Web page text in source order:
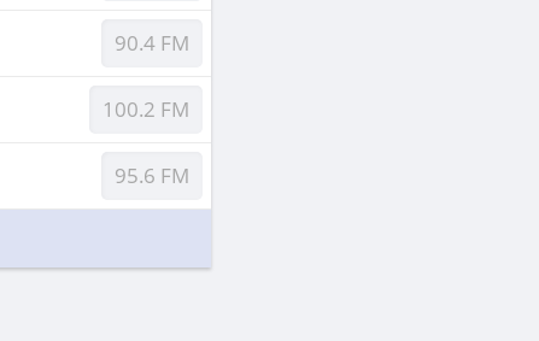
90.4 FM
100.2 FM
95.6 FM